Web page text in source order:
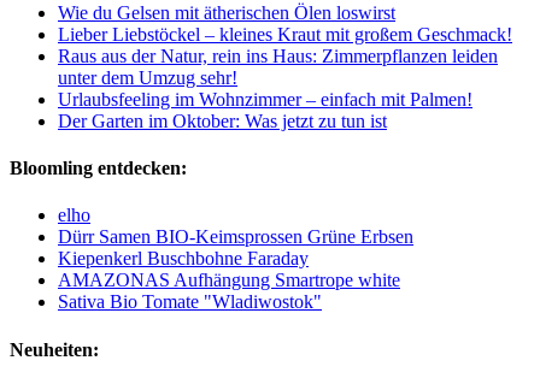
Wie du Gelsen mit ätherischen Ölen loswirst
Lieber Liebstöckel – kleines Kraut mit großem Geschmack!
Raus aus der Natur, rein ins Haus: Zimmerpflanzen leiden
unter dem Umzug sehr!
Urlaubsfeeling im Wohnzimmer – einfach mit Palmen!
Der Garten im Oktober: Was jetzt zu tun ist
Bloomling entdecken:
elho
Dürr Samen BIO-Keimsprossen Grüne Erbsen
Kiepenkerl Buschbohne Faraday
AMAZONAS Aufhängung Smartrope white
Sativa Bio Tomate "Wladiwostok"
Neuheiten: